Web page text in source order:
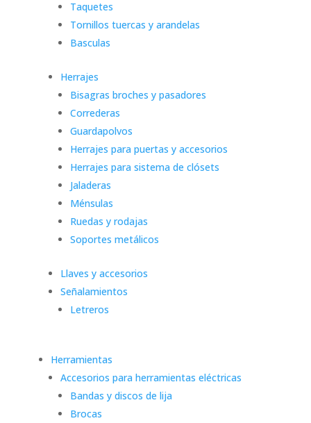
Taquetes
Tornillos tuercas y arandelas
Basculas
Herrajes
Bisagras broches y pasadores
Correderas
Guardapolvos
Herrajes para puertas y accesorios
Herrajes para sistema de clósets
Jaladeras
Ménsulas
Ruedas y rodajas
Soportes metálicos
Llaves y accesorios
Señalamientos
Letreros
Herramientas
Accesorios para herramientas eléctricas
Bandas y discos de lija
Brocas